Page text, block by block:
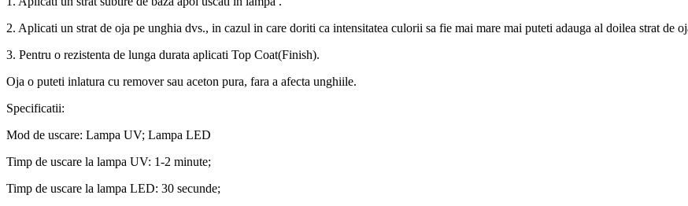
2. Aplicati un strat de oja pe unghia dvs., in cazul in care doriti ca intensitatea culorii sa fie mai mare mai puteti adauga al doilea strat de
3. Pentru o rezistenta de lunga durata aplicati Top Coat(Finish).
Oja o puteti inlatura cu remover sau aceton pura, fara a afecta unghiile.
Specificatii:
Mod de uscare: Lampa UV; Lampa LED
Timp de uscare la lampa UV: 1-2 minute;
Timp de uscare la lampa LED: 30 secunde;